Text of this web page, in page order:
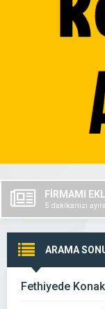
FİRMAMI
5 dakikanızı
ARAMA
Fethiyede